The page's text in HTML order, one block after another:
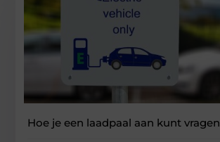
Hoe je een laadpaal aan kunt vragen